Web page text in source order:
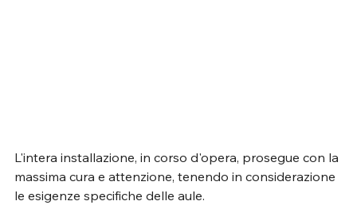
L'intera installazione, in corso d'opera, prosegue con la
massima cura e attenzione, tenendo in considerazione
le esigenze specifiche delle aule.